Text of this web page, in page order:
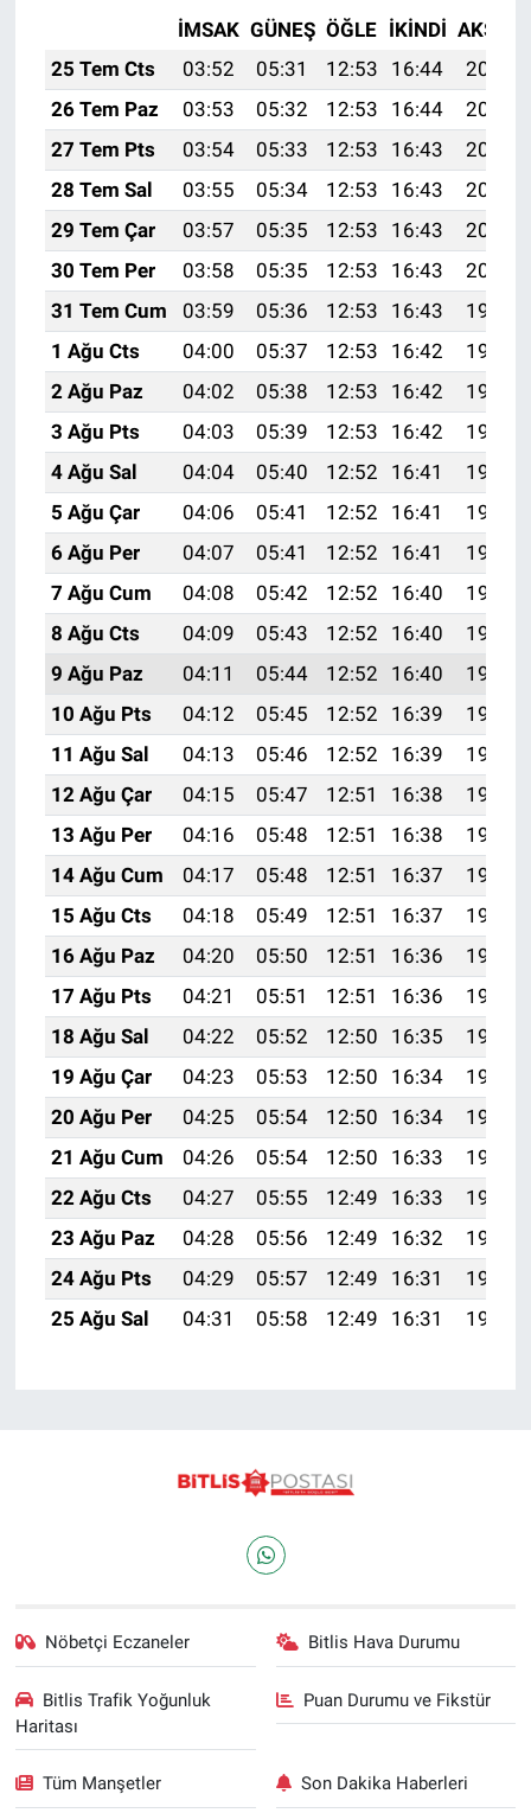
İMSAK GÜNEŞ ÖĞLE İKINDI AKŞAM
25 Tem Cts
03:52 05:31 12:53 16:44
20:04
26 Tem Paz
03:53 05:32 12:53 16:44
20:04
27 Tem Pts
03:54 05:33 12:53 16:43
20:03
28 Tem Sal
03:55 05:34 12:53 16:43
20:02
29 Tem Çar
03:57 05:35 12:53 16:43
20:01
30 Tem Per
03:58 05:35 12:53 16:43
20:00
31 Tem Cum
03:59 05:36 12:53 16:43
19:59
1 Ağu Cts
04:00 05:37 12:53 16:42
19:58
2 Ağu Paz
04:02 05:38 12:53 16:42
19:57
3 Ağu Pts
04:03 05:39 12:53 16:42
19:56
4 Ağu Sal
04:04 05:40 12:52 16:41
19:55
5 Ağu Çar
04:06 05:41 12:52 16:41
19:54
6 Ağu Per
04:07 05:41 12:52 16:41
19:53
7 Ağu Cum
04:08 05:42 12:52 16:40
19:52
8 Ağu Cts
04:09 05:43 12:52 16:40
19:51
9 Ağu Paz
04:11 05:44 12:52 16:40
19:50
10 Ağu Pts
04:12 05:45 12:52 16:39
19:49
11 Ağu Sal
04:13 05:46 12:52 16:39
19:48
12 Ağu Çar
04:15 05:47 12:51 16:38
19:46
13 Ağu Per
04:16 05:48 12:51 16:38
19:45
14 Ağu Cum
04:17 05:48 12:51 16:37
19:44
15 Ağu Cts
04:18 05:49 12:51 16:37
19:43
16 Ağu Paz
04:20 05:50 12:51 16:36
19:41
17 Ağu Pts
04:21 05:51 12:51 16:36
19:40
18 Ağu Sal
04:22 05:52 12:50 16:35
19:39
19 Ağu Çar
04:23 05:53 12:50 16:34
19:37
20 Ağu Per
04:25 05:54 12:50 16:34
19:36
21 Ağu Cum
04:26 05:54 12:50 16:33
19:35
22 Ağu Cts
04:27 05:55 12:49 16:33
19:33
23 Ağu Paz
04:28 05:56 12:49 16:32
19:32
24 Ağu Pts
04:29 05:57 12:49 16:31
19:31
25 Ağu Sal
04:31 05:58 12:49 16:31 19:29
Nöbetçi Eczaneler Bitlis Hava Durumu
Bitlis Trafik Yoğunluk
Haritası
Puan Durumu ve Fikstür
Tüm Manşetler Son Dakika Haberleri